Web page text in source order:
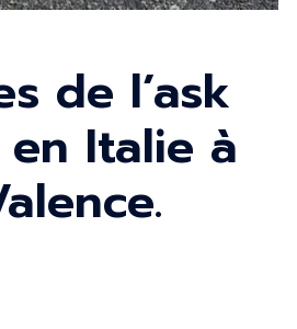
de l’ask
Italie à